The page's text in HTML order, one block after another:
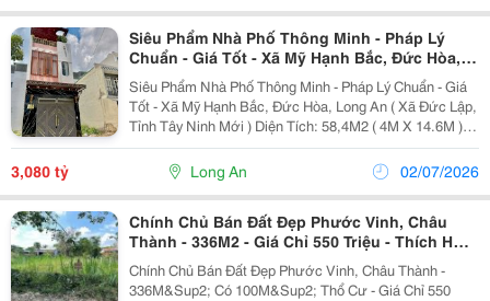
Siêu Phẩm Nhà Phố Thông Minh - Pháp Lý
Chuẩn - Giá Tốt - Xã Mỹ Hạnh Bắc, Đức Hòa,
Long An
Siêu Phẩm Nhà Phố Thông Minh - Pháp Lý Chuẩn - Giá
Tốt - Xã Mỹ Hạnh Bắc, Đức Hòa, Long An ( Xã Đức Lập,
Tỉnh Tây Ninh Mới ) Diện Tích: 58,4M2 ( 4M X 14.6M )
Giá Bán: 3 Tỷ 080 Triệu ( Bớt Lộc ) Liên Hệ Sđt:
0948.994.004 Em Nhân Để Được Hỗ Trợ Tốt...
3,080 tỷ Long An 02/07/2026
Chính Chủ Bán Đất Đẹp Phước Vinh, Châu
Thành - 336M2 - Giá Chỉ 550 Triệu - Thích Hợp
An Cư Và Đầu Tư
Chính Chủ Bán Đất Đẹp Phước Vinh, Châu Thành -
336M&Sup2; Có 100M&Sup2; Thổ Cư - Giá Chỉ 550